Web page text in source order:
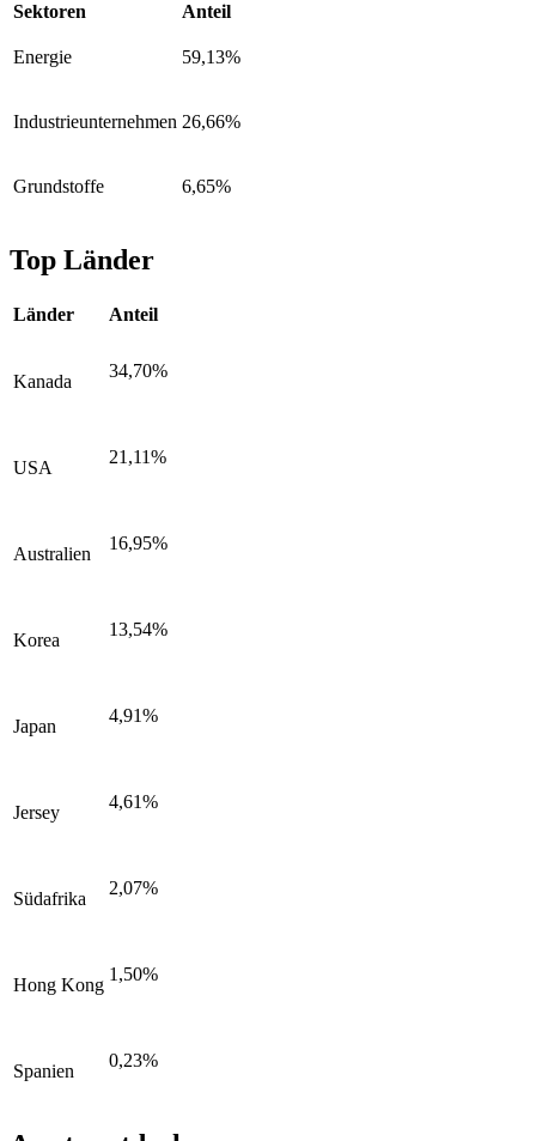
Sektoren Anteil
Energie 59,13%
Industrieunternehmen 26,66%
Grundstoffe 6,65%
Top Länder
Länder Anteil
Kanada
34,70%
USA
21,11%
Australien
16,95%
Korea
13,54%
Japan
4,91%
Jersey
4,61%
Südafrika
2,07%
Hong Kong
1,50%
Spanien
0,23%